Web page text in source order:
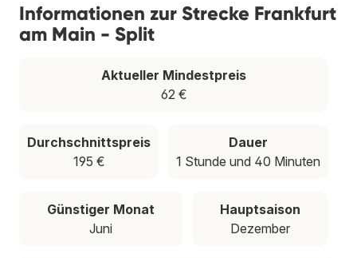
Informationen zur Strecke Frankfurt
am Main - Split
Aktueller Mindestpreis
62 €
Durchschnittspreis
195 €
Dauer
1 Stunde und 40 Minuten
Günstiger Monat
Juni
Hauptsaison
Dezember